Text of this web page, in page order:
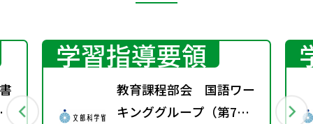
学習指導要領
教育課程部会 国語ワー
キンググループ（第7